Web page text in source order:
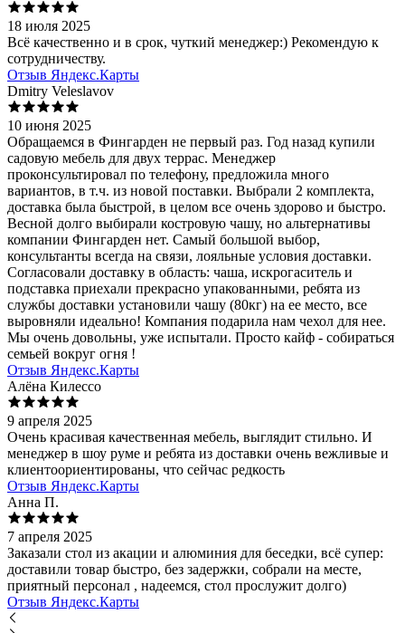
18 июля 2025
Всё качественно и в срок, чуткий менеджер:) Рекомендую к
сотрудничеству.
Отзыв Яндекс.Карты
Dmitry Veleslavov
10 июня 2025
Обращаемся в Фингарден не первый раз. Год назад купили
садовую мебель для двух террас. Менеджер
проконсультировал по телефону, предложила много
вариантов, в т.ч. из новой поставки. Выбрали 2 комплекта,
доставка была быстрой, в целом все очень здорово и быстро.
Весной долго выбирали костровую чашу, но альтернативы
компании Фингарден нет. Самый большой выбор,
консультанты всегда на связи, лояльные условия доставки.
Согласовали доставку в область: чаша, искрогаситель и
подставка приехали прекрасно упакованными, ребята из
службы доставки установили чашу (80кг) на ее место, все
выровняли идеально! Компания подарила нам чехол для нее.
Мы очень довольны, уже испытали. Просто кайф - собираться
семьей вокруг огня !
Отзыв Яндекс.Карты
Алёна Килессо
9 апреля 2025
Очень красивая качественная мебель, выглядит стильно. И
менеджер в шоу руме и ребята из доставки очень вежливые и
клиентоориентированы, что сейчас редкость
Отзыв Яндекс.Карты
Анна П.
7 апреля 2025
Заказали стол из акации и алюминия для беседки, всё супер:
доставили товар быстро, без задержки, собрали на месте,
приятный персонал , надеемся, стол прослужит долго)
Отзыв Яндекс.Карты